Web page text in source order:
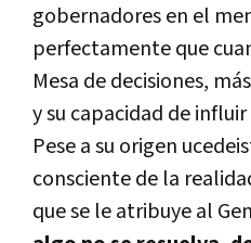
gobernadores en el
perfectamente que
Mesa de decisiones,
y su capacidad de
Pese a su origen
consciente de la
que se le atribuye al